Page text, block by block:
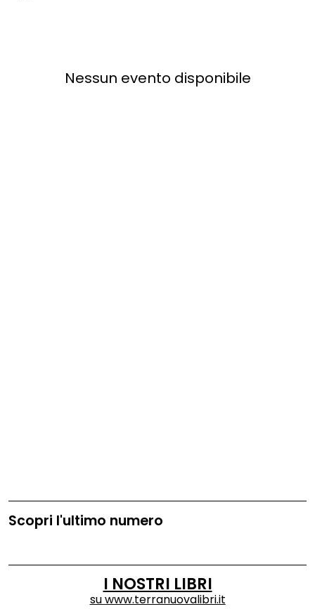
Nessun evento disponibile
Scopri l'ultimo numero
I NOSTRI LIBRI
suwww.terranuovalibri.it